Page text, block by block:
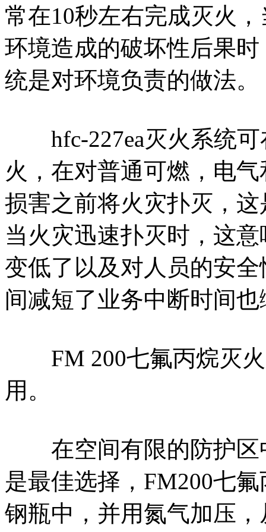
常在10秒左右完成灭火
环境造成的破坏性后果
统是对环境负责的做法。
hfc-227ea灭火系统可
火，在对普通可燃，电
损害之前将火灾扑灭，
当火灾迅速扑灭时，这
变低了以及对人员的安
间减短了业务中断时间
FM 200七氟丙烷灭火
用。
在空间有限的防护区
是最佳选择，FM200七
钢瓶中，并用氮气加压